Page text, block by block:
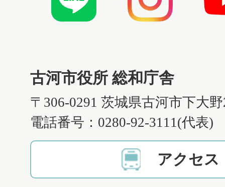
古河市役所 総和庁舎
〒306-0291 茨城県古河市下大
電話番号：0280-92-3111(代表)
アクセス